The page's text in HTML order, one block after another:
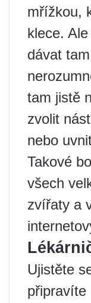
mřížkou,
klece.
dávat
tam jistě
zvolit
nebo
Takové
všech
zvířaty a
Ujistěte
připravíte